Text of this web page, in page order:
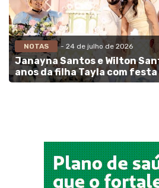
NOTAS - 24 de julho de 2026
Janayna Santos e Wilton
anos da filha Tayla com festa